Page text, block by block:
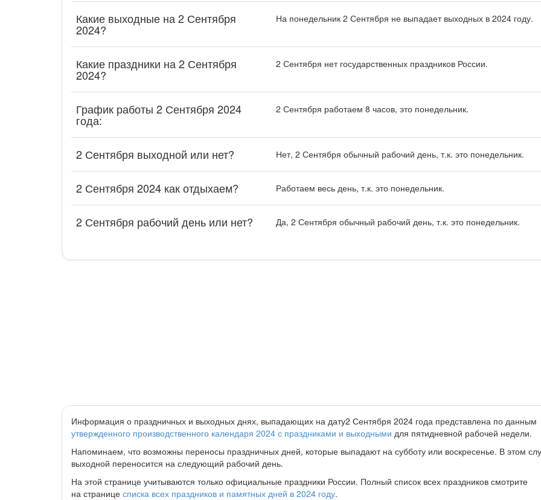
Какие выходные на 2 Сентября
2024?
На понедельник 2 Сентября не выпадает выходных в 2024 году.
Какие праздники на 2 Сентября
2024?
2 Сентября нет государственных праздников России.
График работы 2 Сентября 2024
года:
2 Сентября работаем 8 часов, это понедельник.
2 Сентября выходной или нет? Нет, 2 Сентября обычный рабочий день, т.к. это понедельник.
2 Сентября 2024 как отдыхаем? Работаем весь день, т.к. это понедельник.
2 Сентября рабочий день или нет? Да, 2 Сентября обычный рабочий день, т.к. это понедельник.
Информация о праздничных и выходных днях, выпадающих на дату2 Сентября 2024 года представлена по данным
утвержденного производственного календаря 2024 с праздниками и выходными для пятидневной рабочей недели.
Напоминаем, что возможны переносы праздничных дней, которые выпадают на субботу или воскресенье. В этом
выходной переносится на следующий рабочий день.
На этой странице учитываются только официальные праздники России. Полный список всех праздников смотрите
на странице списка всех праздников и памятных дней в 2024 году.